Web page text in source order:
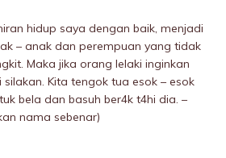
hidup saya dengan baik, menjadi
– anak dan perempuan yang tidak
Maka jika orang lelaki inginkan
Kita tengok tua esok – esok
beIa dan basuh ber4k t4hi dia. –
nama sebenar)